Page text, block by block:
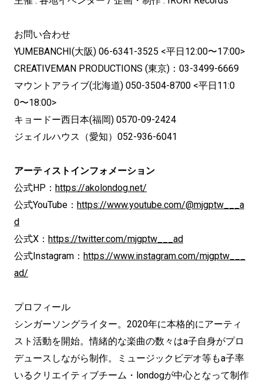
お問い合わせ
YUMEBANCHI(大阪) 06-6341-3525 <平日12:00〜17:00>
CREATIVEMAN PRODUCTIONS (東京)：03-3499-6669
マウントアライブ(北海道) 050-3504-8700 <平日11:0
0〜18:00>
キョードー西日本(福岡) 0570-09-2424
ジェイルハウス（愛知）052-936-6041
アーティストインフォメーション
公式HP： https://akolondog.net/
公式YouTube： https://www.youtube.com/@mjgptw___a
d
公式X： https://twitter.com/mjgptw___ad
公式Instagram： https://www.instagram.com/mjgptw___
ad/
プロフィール
シンガーソングライター。2020年に本格的にアーティ
スト活動を開始。情緒的な楽曲の数々はa子自身がプロ
デュースしながら制作。ミュージックビデオ等もa子率
いるクリエイティブチーム・londogが中心となって制作